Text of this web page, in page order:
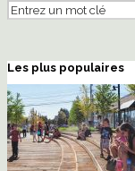
Les plus populaires